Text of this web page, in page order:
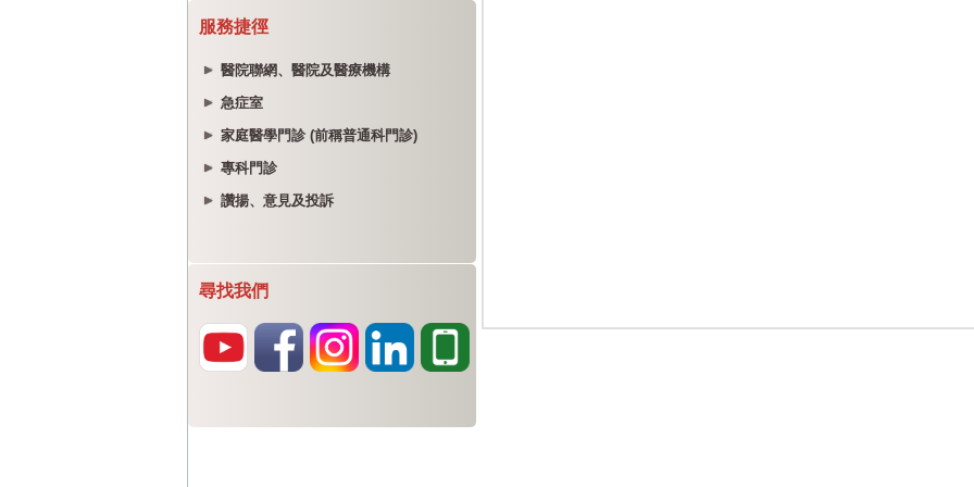
服務捷徑
醫院聯網、醫院及醫療機構
急症室
家庭醫學門診 (前稱普通科門診)
專科門診
讚揚、意見及投訴
尋找我們